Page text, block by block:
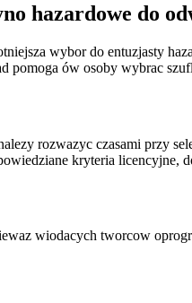
hazardowe do
wybor do entuzjasty
ów osoby wybrac
rozwazyc czasami przy
kryteria licencyjne,
wiodacych tworcow